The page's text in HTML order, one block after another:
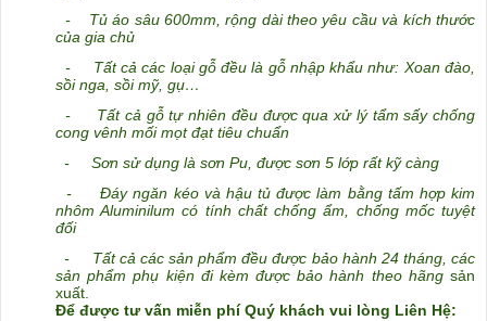
-
Tủ áo sâu 600mm, rộng dài theo yêu cầu và kích thước
của gia chủ
- Tất cả các loại gỗ đều là gỗ nhập khẩu như: Xoan đào,
sồi nga, sồi mỹ, gụ…
- Tất cả gỗ tự nhiên đều được qua xử lý tẩm sấy chống
cong vênh mối mọt đạt tiêu chuẩn
- Sơn sử dụng là sơn Pu, được sơn 5 lớp rất kỹ càng
- Đáy ngăn kéo và hậu tủ được làm bằng tấm hợp kim
nhôm Aluminilum có tính chất chống ẩm, chống mốc tuyệt
đối
- Tất cả các sản phẩm đều được bảo hành 24 tháng, các
sản phẩm phụ kiện đi kèm được bảo hành theo hãngsản
xuất.
Để được tư vấn miễn phí Quý khách vui lòng Liên Hệ: